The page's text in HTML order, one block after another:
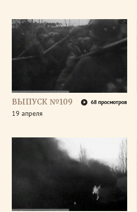
ВЫПУСК №109 68 просмотров
19 апреля